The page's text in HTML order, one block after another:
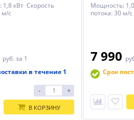
кВт Скорость
м/с
руб. за 1
в течение 1
- +
В КОРЗИНУ
Мощность:
потока: 30 м/с
7 990
Срок